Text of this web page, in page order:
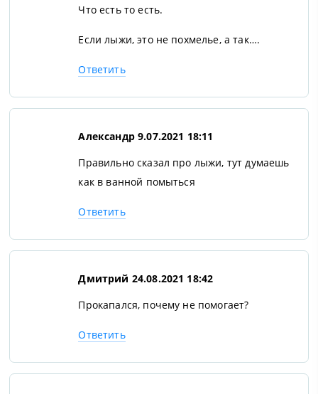
Что есть то есть.
Если лыжи, это не похмелье, а так….
Ответить
Александр 9.07.2021 18:11
Правильно сказал про лыжи, тут думаешь
как в ванной помыться
Ответить
Дмитрий 24.08.2021 18:42
Прокапался, почему не помогает?
Ответить